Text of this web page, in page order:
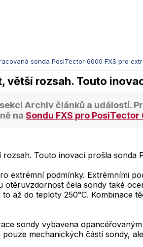
sonda PosiTector 6000 FXS pro
větší rozsah. Touto
Archiv článků a událostí.
na Sondu FXS pro
rozsah. Touto inovací prošla sonda
extrémní podmínky. Extrémními
otěruvzdornost čela sondy také
až do teploty 250°C. Kombinace
sondy vybavena
pouze mechanických částí sondy,